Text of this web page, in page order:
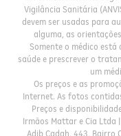
Vigilância Sanitária
devem ser usadas para
alguma, as
Somente o médico
saúde e prescrever o
um
Os preços e as
Internet. As fotos
Preços e
Irmãos Mattar e Cia Ltda
Adib Cadah, 443, Bairro